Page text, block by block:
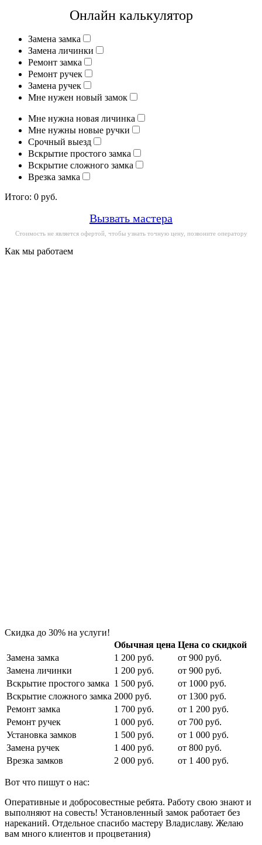
Онлайн калькулятор
Замена замка
Замена личинки
Ремонт замка
Ремонт ручек
Замена ручек
Мне нужен новый замок
Мне нужна новая личинка
Мне нужны новые ручки
Срочный выезд
Вскрытие простого замка
Вскрытие сложного замка
Врезка замка
Итого: 0 руб.
Вызвать мастера
Стоимость не является офертой, чтобы узнать точную цену, позвоните оператору
Как мы работаем
Скидка до 30% на услуги!
Обычная цена Цена со скидкой
Замена замка
1 200 руб.
от 900 руб.
Замена личинки
1 200 руб.
от 900 руб.
Вскрытие простого замка 1 500 руб.
от 1000 руб.
Вскрытие сложного замка 2000 руб.
от 1300 руб.
Ремонт замка
1 700 руб.
от 1 200 руб.
Ремонт ручек
1 000 руб.
от 700 руб.
Установка замков
1 500 руб.
от 1 000 руб.
Замена ручек
1 400 руб.
от 800 руб.
Врезка замков
2 000 руб. от 1 400 руб.
Вот что пишут о нас:
Оперативные и добросовестные ребята. Работу свою знают и
выполняют на совесть! Установленный замок работает без
нареканий. Отдельное спасибо мастеру Владиславу. Желаю
вам много клиентов и процветания)